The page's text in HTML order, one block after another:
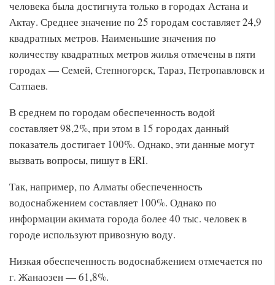
человека была достигнута только в городах Астана и
Актау. Среднее значение по 25 городам составляет 24,9
квадратных метров. Наименьшие значения по
количеству квадратных метров жилья отмечены в пяти
городах — Семей, Степногорск, Тараз, Петропавловск и
Сатпаев.
В среднем по городам обеспеченность водой
составляет 98,2%, при этом в 15 городах данный
показатель достигает 100%. Однако, эти данные могут
вызвать вопросы, пишут в ERI.
Так, например, по Алматы обеспеченность
водоснабжением составляет 100%. Однако по
информации акимата города более 40 тыс. человек в
городе используют привозную воду.
Низкая обеспеченность водоснабжением отмечается по
г. Жанаозен — 61,8%.